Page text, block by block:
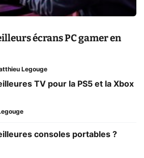
écrans PC gamer en
Legouge
TV pour la PS5 et la Xbox
consoles portables ?